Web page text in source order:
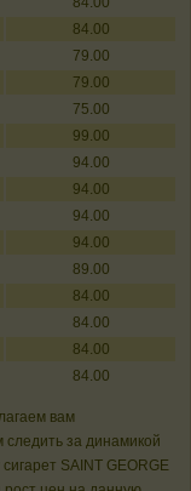
84.00
79.00
79.00
75.00
99.00
94.00
94.00
94.00
94.00
89.00
84.00
84.00
84.00
84.00
вам
за динамикой
SAINT GEORGE